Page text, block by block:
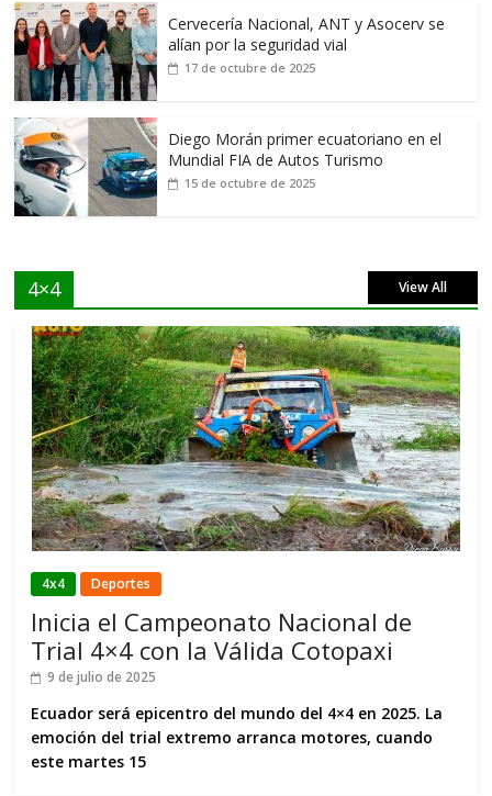
Cervecería Nacional, ANT y Asocerv se
alían por la seguridad vial
17 de octubre de 2025
Diego Morán primer ecuatoriano en el
Mundial FIA de Autos Turismo
15 de octubre de 2025
4×4 View All
4x4 Deportes
Inicia el Campeonato Nacional de
Trial 4×4 con la Válida Cotopaxi
9 de julio de 2025
Ecuador será epicentro del mundo del 4×4 en 2025. La
emoción del trial extremo arranca motores, cuando
este martes 15